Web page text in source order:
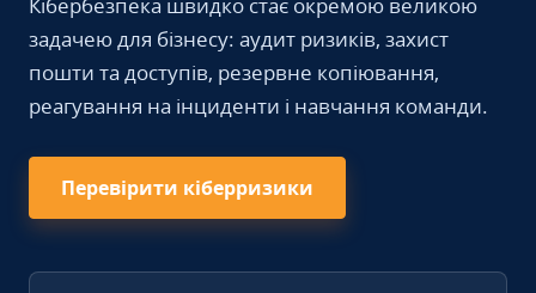
задачею для бізнесу: аудит ризиків, захист
пошти та доступів, резервне копіювання,
реагування на інциденти і навчання команди.
Перевірити кіберризики